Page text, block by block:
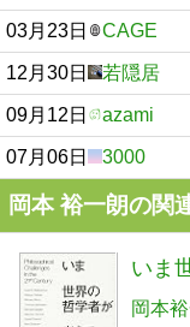
03月23日 CAGE
12月30日 若隠居
09月12日 azami
07月06日 3000
岡本 裕一朗の関
いま
岡本